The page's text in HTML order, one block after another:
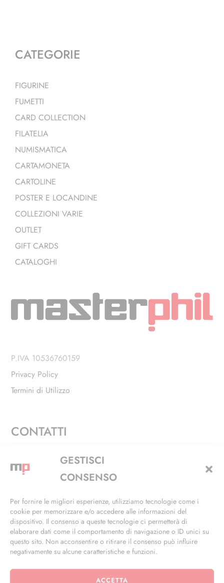
GESTISCI
CONSENSO
Per fornire le migliori esperienze, utilizziamo tecnologie come i
cookie per memorizzare e/o accedere alle informazioni del
dispositivo. Il consenso a queste tecnologie ci permetterà di
elaborare dati come il comportamento di navigazione o ID unici su
questo sito. Non acconsentire o ritirare il consenso può influire
negativamente su alcune caratteristiche e funzioni.
ACCETTA
CATEGORIE
FIGURINE
FUMETTI
CARD COLLECTION
FILATELIA
NUMISMATICA
CARTAMONETA
CARTOLINE
POSTER E LOCANDINE
COLLEZIONI VARIE
OUTLET
GIFT CARDS
CATALOGHI
P.IVA 10536760159
Privacy Policy
Termini di Utilizzo
CONTATTI
Via Alfieri, 27 - Trezzano Sul Naviglio (MI)
+39 02 4846 3155
info@masterphil.it